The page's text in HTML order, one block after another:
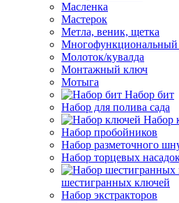
Масленка
Мастерок
Метла, веник, щетка
Многофункциональный
Молоток/кувалда
Монтажный ключ
Мотыга
Набор бит
Набор для полива сада
Набор
Набор пробойников
Набор разметочного
Набор торцевых
шестигранных ключей
Набор экстракторов